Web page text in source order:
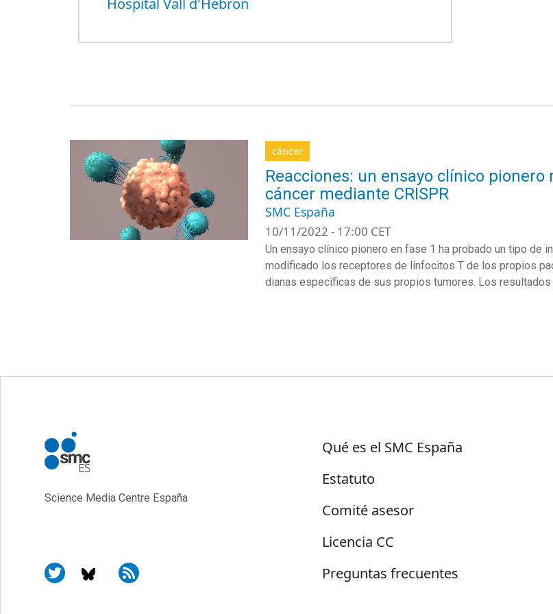
Hospital Vall d'Hebron
cáncer
Reacciones: un ensayo clínico
cáncer mediante CRISPR
SMC España
10/11/2022 - 17:00 CET
Un ensayo clínico pionero en fase 1 ha probado un tipo de
modificado los receptores de linfocitos T de los propios
dianas específicas de sus propios tumores. Los
Science Media Centre España
Sobre SMC España
Qué es el SMC España
Estatuto
Comité asesor
Licencia CC
Preguntas frecuentes